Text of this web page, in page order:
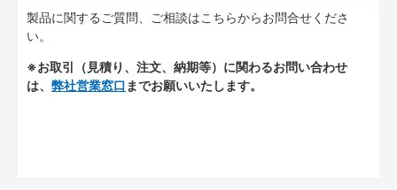
製品に関するご質問、ご相談はこちらからお問合せくださ
い。
※お取引（見積り、注文、納期等）に関わるお問い合わせ
は、 弊社営業窓口 までお願いいたします。